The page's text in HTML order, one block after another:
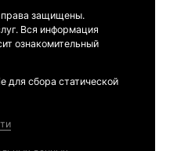
защищены.
Вся информация
ознакомительный
для сбора статической